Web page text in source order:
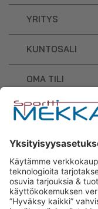
YRITYS
KUNTOSALI
OMA TILI
OSTOSKORI